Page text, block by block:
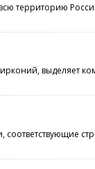
территорию